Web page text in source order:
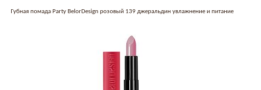
Губная помада Party BelorDesign розовый 139 джеральдин увлажнение и питание